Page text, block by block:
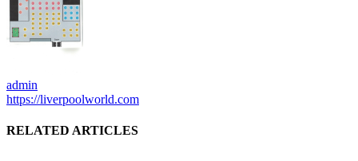
admin
https://liverpoolworld.com
RELATED ARTICLES